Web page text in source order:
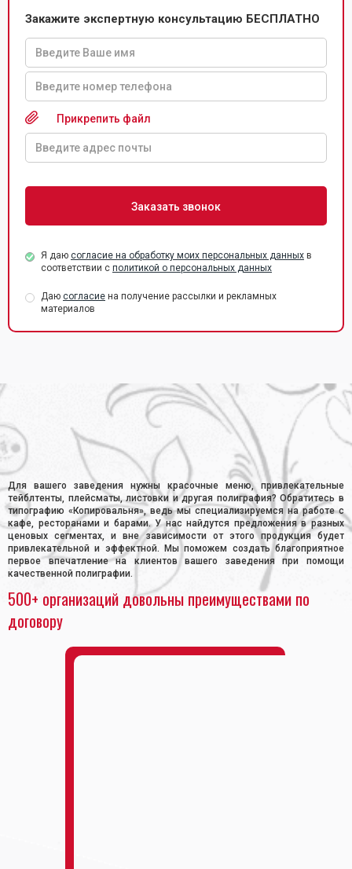
Закажите экспертную консультацию БЕСПЛАТНО
Прикрепить файл
Я даю согласие на обработку моих персональных данных в
соответствии с политикой о персональных данных
Даю согласие на получение рассылки и рекламных
материалов
Главная Полиграфия
Печать полиграфии для кафе и ресторанов
Для вашего заведения нужны красочные меню, привлекательные
тейблтенты, плейсматы, листовки и другая полиграфия? Обратитесь в
типографию «Копировальня», ведь мы специализируемся на работе с
кафе, ресторанами и барами. У нас найдутся предложения в разных
ценовых сегментах, и вне зависимости от этого продукция будет
привлекательной и эффектной. Мы поможем создать благоприятное
первое впечатление на клиентов вашего заведения при помощи
качественной полиграфии.
500+ организаций довольны преимуществами по
договору